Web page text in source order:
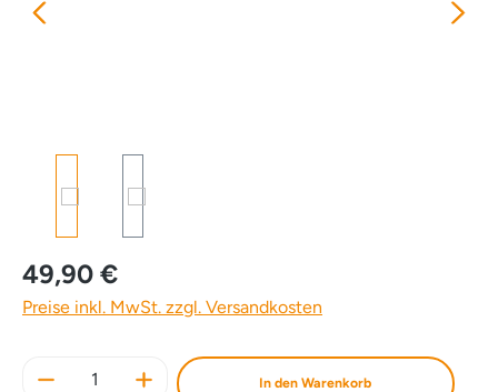
49,90 €
Preise inkl. MwSt. zzgl. Versandkosten
Produkt Anzahl: Gib den gewünschten
In den Warenkorb